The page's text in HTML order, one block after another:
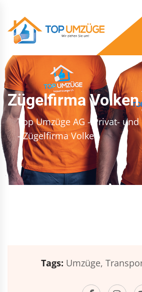
Zügelfirma Volken
Top Umzüge AG - Privat-
- Zügelfirma Volken
Tags: Umzüge,